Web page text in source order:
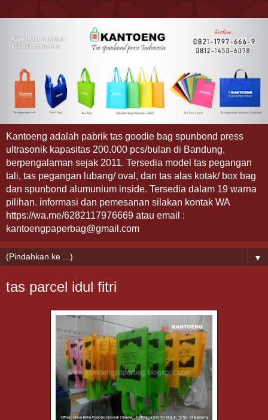
Kantoeng adalah pabrik tas goodie bag spunbond press
ultrasonik kapasitas 200.000 pcs/bulan di Bandung,
berpengalaman sejak 2011. Tersedia model tas pegangan
tali, tas pegangan lubang/ oval, dan tas alas kotak/ box bag
dan spunbond alumunium inside. Tersedia dalam 19 warna
pilihan. informasi dan pemesanan silakan kontak WA
https://wa.me/6282117976669 atau email :
kantoengpaperbag@gmail.com
▼
tas parcel idul fitri